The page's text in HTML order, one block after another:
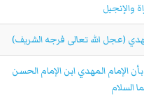
والإنجيل
(عجل الله تعالى فرجه الشريف)
الإمام المهدي ابن الإمام الحسن
السلام